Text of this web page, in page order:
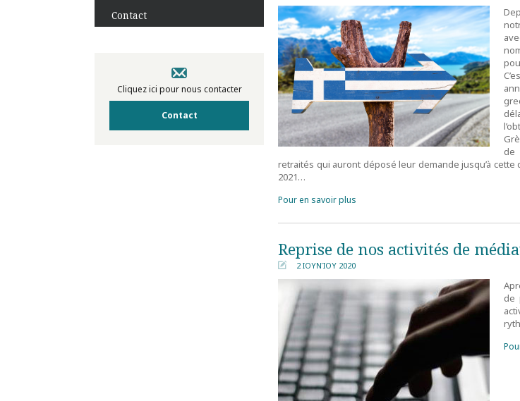
Contact
Cliquez ici pour nous contacter
Contact
de
retraités qui auront déposé leur demande jusqu’à
2021…
Pour en savoir plus
Reprise de nos activités de
󰀄 2 ΙΟΥΝΊΟΥ 2020
de